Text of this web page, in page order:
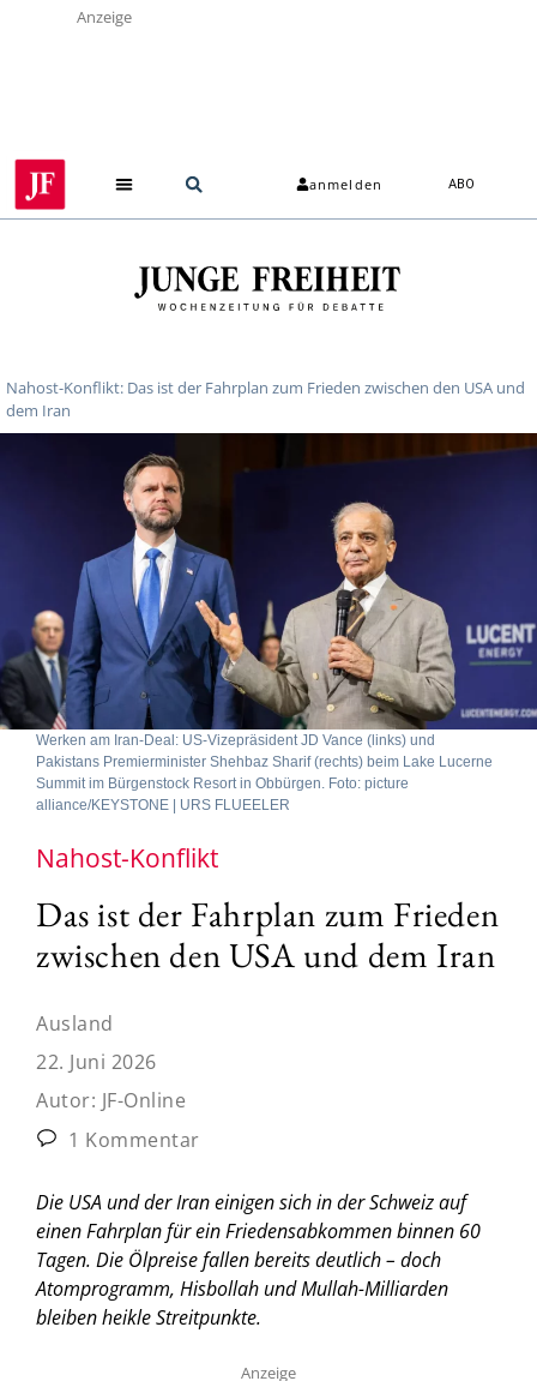
Anzeige
anmelden ABO
Nahost-Konflikt: Das ist der Fahrplan zum Frieden zwischen den USA und
dem Iran
Werken am Iran-Deal: US-Vizepräsident JD Vance (links) und
Pakistans Premierminister Shehbaz Sharif (rechts) beim Lake Lucerne
Summit im Bürgenstock Resort in Obbürgen. Foto: picture
alliance/KEYSTONE | URS FLUEELER
Nahost-Konflikt
Das ist der Fahrplan zum Frieden
zwischen den USA und dem Iran
Ausland
22. Juni 2026
Autor: JF-Online
1 Kommentar
Die USA und der Iran einigen sich in der Schweiz auf
einen Fahrplan für ein Friedensabkommen binnen 60
Tagen. Die Ölpreise fallen bereits deutlich – doch
Atomprogramm, Hisbollah und Mullah-Milliarden
bleiben heikle Streitpunkte.
Anzeige